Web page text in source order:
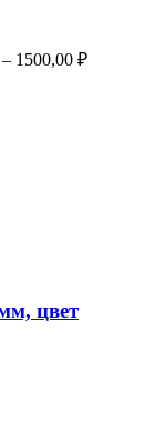
1500,00 ₽
цвет